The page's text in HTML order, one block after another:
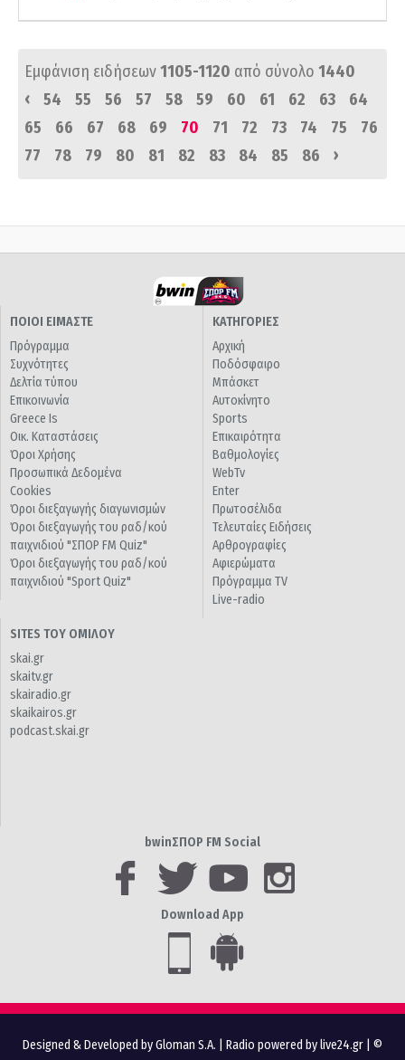
Εμφάνιση ειδήσεων1105-1120 από σύνολο 1440
‹
54 55 56 57 58 59 60 61 62 63
64
65
66 67 68 69 70 71 72 73 74 75
76
77
78 79 80 81 82 83 84 85 86 ›
ΠΟΙΟΙ ΕΙΜΑΣΤΕ
Πρόγραμμα
Συχνότητες
Δελτία τύπου
Επικοινωνία
Greece Is
Οικ. Καταστάσεις
Όροι Χρήσης
Προσωπικά Δεδομένα
Cookies
Όροι διεξαγωγής διαγωνισμών
Όροι διεξαγωγής του ραδ/κού
παιχνιδιού "ΣΠΟΡ FM Quiz"
Όροι διεξαγωγής του ραδ/κού
παιχνιδιού "Sport Quiz"
ΚΑΤΗΓΟΡΙΕΣ
Αρχική
Ποδόσφαιρο
Μπάσκετ
Αυτοκίνητο
Sports
Επικαιρότητα
Βαθμολογίες
WebTv
Enter
Πρωτοσέλιδα
Τελευταίες Ειδήσεις
Αρθρογραφίες
Αφιερώματα
Πρόγραμμα TV
Live-radio
SITES ΤΟΥ ΟΜΙΛΟΥ
skai.gr
skaitv.gr
skairadio.gr
skaikairos.gr
podcast.skai.gr
bwinΣΠΟΡ FM Social
Download App
Designed & Developed by Gloman S.A. Radio powered by live24.gr | ©